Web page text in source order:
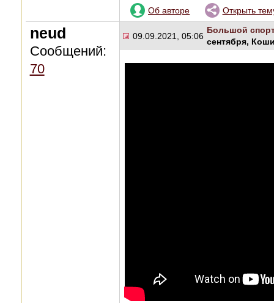
Об авторе Открыть
neud
Сообщений:
70
09.09.2021, 05:06
Большой
сентября,